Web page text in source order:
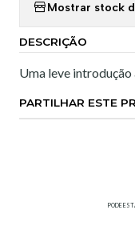
Mostrar stock
DESCRIÇÃO
Uma leve introdução
PARTILHAR ESTE
PODE